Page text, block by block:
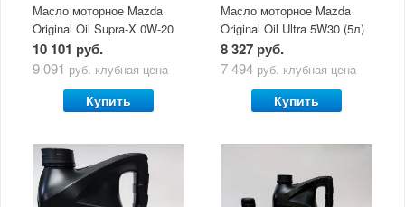
Масло моторное Mazda
Original Oil Supra-X 0W-20
(5 л)
10 101 руб.
9 091 руб. клубная цена
Купить
Масло моторное Mazda
Original Oil Ultra 5W30 (5л)
8 327 руб.
7 494 руб. клубная цена
Купить